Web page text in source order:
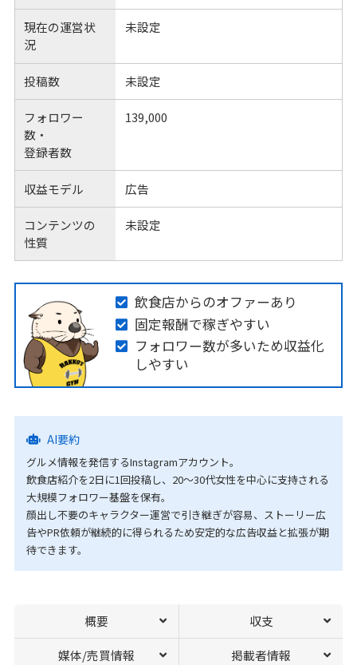
現在の運営状
況
未設定
投稿数 未設定
フォロワー
数・
登録者数
139,000
収益モデル 広告
コンテンツの
性質
未設定
飲食店からのオファーあり
固定報酬で稼ぎやすい
フォロワー数が多いため収益化
しやすい
AI要約
グルメ情報を発信するInstagramアカウント。
飲食店紹介を2日に1回投稿し、20～30代女性を中心に支持される
大規模フォロワー基盤を保有。
顔出し不要のキャラクター運営で引き継ぎが容易、ストーリー広
告やPR依頼が継続的に得られるため安定的な広告収益と拡張が期
待できます。
概要 収支
媒体/売買情報 掲載者情報